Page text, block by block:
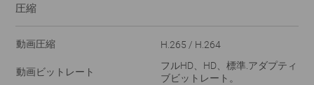
圧縮
動画圧縮 H.265 / H.264
動画ビットレート
フルHD、HD、標準.アダプティ
ブビットレート。